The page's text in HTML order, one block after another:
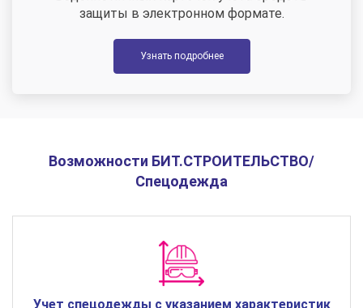
защиты в электронном формате.
Узнать подробнее
Возможности БИТ.СТРОИТЕЛЬСТВО/
Спецодежда
Учет спецодежды с указанием характеристик